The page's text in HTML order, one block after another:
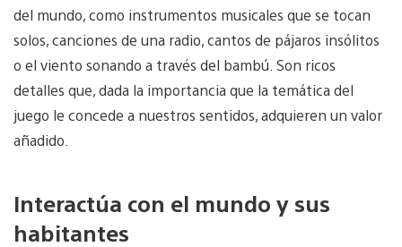
del mundo, como instrumentos musicales que se tocan
solos, canciones de una radio, cantos de pájaros insólitos
o el viento sonando a través del bambú. Son ricos
detalles que, dada la importancia que la temática del
juego le concede a nuestros sentidos, adquieren un valor
añadido.
Interactúa con el mundo y sus
habitantes